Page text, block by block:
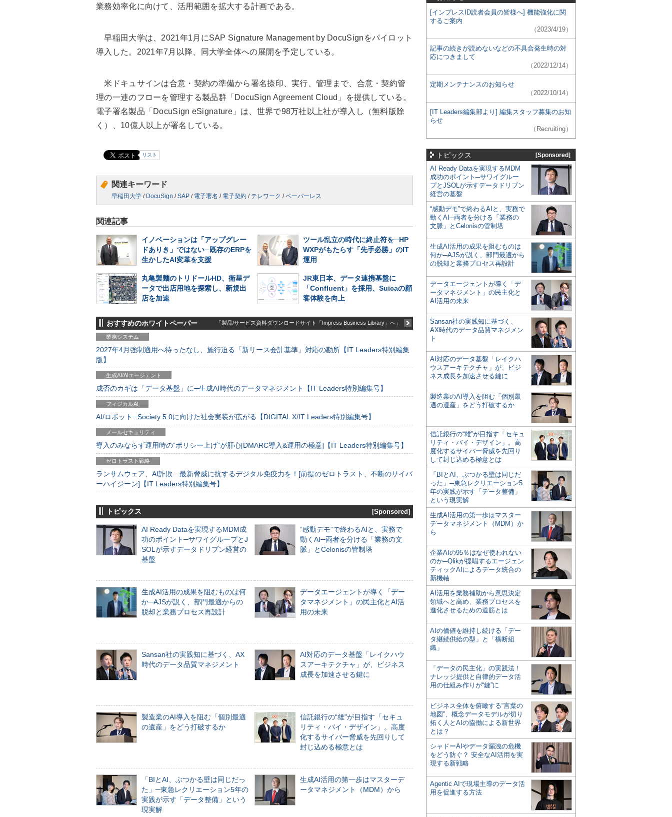
業務効率化に向けて、活用範囲を拡大する計画である。
早稲田大学は、2021年1月にSAP Signature Management by DocuSignをパイロット
導入した。2021年7月以降、同大学全体への展開を予定している。
米ドキュサインは合意・契約の準備から署名捺印、実行、管理まで、合意・契約管
理の一連のフローを管理する製品群「DocuSign Agreement Cloud」を提供している。
電子署名製品「DocuSign eSignature」は、世界で98万社以上社が導入し（無料版除
く）、10億人以上が署名している。
リスト
関連キーワード
早稲田大学 / DocuSign /SAP / 電子署名 / 電子契約 / テレワーク /ペーパーレス
関連記事
イノベーションは「アップグレー
ドありき」ではない─既存のERPを
生かしたAI変革を支援
ツール乱立の時代に終止符を─HP
WXPがもたらす「先手必勝」のIT
運用
丸亀製麺のトリドールHD、衛星デ
ータで出店用地を探索し、新規出
店を加速
JR東日本、データ連携基盤に
「Confluent」を採用、Suicaの顧
客体験を向上
おすすめのホワイトペーパー 「製品/サービス資料ダウンロードサイト「Impress Business Library」へ」
業務システム
2027年4月強制適用へ待ったなし、施行迫る「新リース会計基準」対応の勘所【IT Leaders特別編集
版】
生成AI/AIエージェント
成否のカギは「データ基盤」に─生成AI時代のデータマネジメント【IT Leaders特別編集号】
フィジカルAI
AI/ロボット─Society 5.0に向けた社会実装が広がる【DIGITAL X/IT Leaders特別編集号】
メールセキュリティ
導入のみならず運用時の“ポリシー上げ”が肝心[DMARC導入&運用の極意]【IT Leaders特別編集号】
ゼロトラスト戦略
ランサムウェア、AI詐欺…最新脅威に抗するデジタル免疫力を！[前提のゼロトラスト、不断のサイバ
ーハイジーン]【IT Leaders特別編集号】
トピックス [Sponsored]
AI Ready Dataを実現するMDM成
功のポイント─サワイグループとJ
SOLが示すデータドリブン経営の
基盤
“感動デモ”で終わるAIと、実務で
動くAI─両者を分ける「業務の文
脈」とCelonisの管制塔
生成AI活用の成果を阻むものは何
か─AJSが説く、部門最適からの
脱却と業務プロセス再設計
データエージェントが導く「デー
タマネジメント」の民主化とAI活
用の未来
Sansan社の実践知に基づく、AX
時代のデータ品質マネジメント
AI対応のデータ基盤「レイクハウ
スアーキテクチャ」が、ビジネス
成長を加速させる鍵に
製造業のAI導入を阻む「個別最適
の遺産」をどう打破するか
信託銀行の“雄”が目指す「セキュ
リティ・バイ・デザイン」。高度
化するサイバー脅威を先回りして
封じ込める極意とは
「BIとAI、ぶつかる壁は同じだっ
た」─東急レクリエーション5年の
実践が示す「データ整備」という
現実解
生成AI活用の第一歩はマスターデ
ータマネジメント（MDM）から
[インプレスID読者会員の皆様へ] 機能強化に関
するご案内
（2023/4/19）
記事の続きが読めないなどの不具合発生時の対
応につきまして
（2022/12/14）
定期メンテナンスのお知らせ
（2022/10/14）
[IT Leaders編集部より] 編集スタッフ募集のお知
らせ
（Recruiting）
トピックス [Sponsored]
AI Ready Dataを実現するMDM
成功のポイント─サワイグルー
プとJSOLが示すデータドリブン
経営の基盤
“感動デモ”で終わるAIと、実務で
動くAI─両者を分ける「業務の
文脈」とCelonisの管制塔
生成AI活用の成果を阻むものは
何か─AJSが説く、部門最適から
の脱却と業務プロセス再設計
データエージェントが導く「デ
ータマネジメント」の民主化と
AI活用の未来
Sansan社の実践知に基づく、
AX時代のデータ品質マネジメン
ト
AI対応のデータ基盤「レイクハ
ウスアーキテクチャ」が、ビジ
ネス成長を加速させる鍵に
製造業のAI導入を阻む「個別最
適の遺産」をどう打破するか
信託銀行の“雄”が目指す「セキュ
リティ・バイ・デザイン」。高
度化するサイバー脅威を先回り
して封じ込める極意とは
「BIとAI、ぶつかる壁は同じだ
った」─東急レクリエーション5
年の実践が示す「データ整備」
という現実解
生成AI活用の第一歩はマスター
データマネジメント（MDM）か
ら
企業AIの95％はなぜ使われない
のか─Qlikが提唱するエージェン
ティックAIによるデータ統合の
新機軸
AI活用を業務補助から意思決定
領域へと高め、業務プロセスを
進化させるための道筋とは
AIの価値を維持し続ける「デー
タ継続供給の型」と「横断組
織」
「データの民主化」の実践法！
ナレッジ提供と自律的データ活
用の仕組み作りが“鍵”に
ビジネス全体を俯瞰する“言葉の
地図”、概念データモデルが切り
拓く人とAIの協働による新世界
とは？
シャドーAIやデータ漏洩の危機
をどう防ぐ？ 安全なAI活用を実
現する新戦略
Agentic AIで現場主導のデータ活
用を促進する方法